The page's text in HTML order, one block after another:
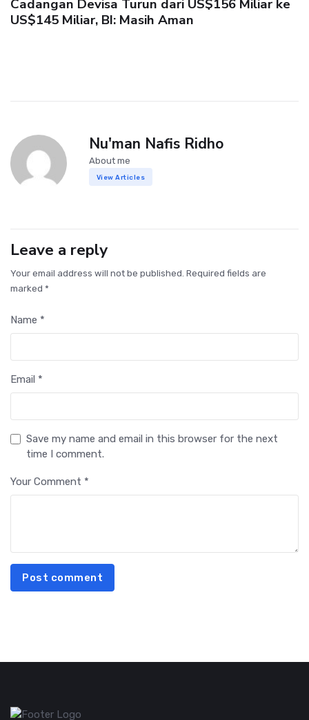
Cadangan Devisa Turun dari US$156 Miliar ke
US$145 Miliar, BI: Masih Aman
Nu'man Nafis Ridho
About me
View Articles
Leave a reply
Your email address will not be published. Required fields are
marked *
Name *
Email *
Save my name and email in this browser for the next
time I comment.
Your Comment *
Post comment